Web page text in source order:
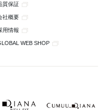
質保証
社概要
用情報
WEB SHOP